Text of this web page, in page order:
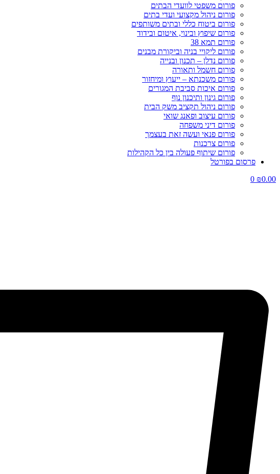
פורום משפטי לוועדי הבתים
פורום ניהול מקצועי ועדי בתים
פורום ביטוח כללי ובתים משותפים
פורום שיפוץ ובינוי, איטום ובידוד
פורום תמא 38
פורום ליקויי בניה וביקורת מבנים
פורום נדלן – תכנון ובנייה
פורום חשמל ותאורה
פורום משכנתא – ייעוץ ומיחזור
פורום איכות סביבת המגורים
פורום גינון ותיכנון נוף
פורום ניהול תקציב משק הבית
פורום עיצוב ופאנג שואי
פורום דיני משפחה
פורום פנאי ועשה זאת בעצמך
פורום צרכנות
פורום שיתוף פעולה בין כל הקהילות
פרסום בפורטל
₪0.00
0